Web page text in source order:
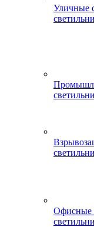
Уличные
Офисные